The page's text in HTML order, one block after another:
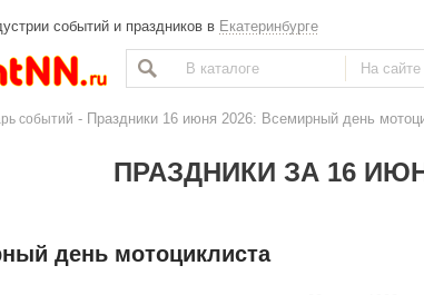
событий и праздников в Екатеринбурге
событий - Праздники 16 июня 2026: Всемирный день
ПРАЗДНИКИ ЗА 16
день мотоциклиста